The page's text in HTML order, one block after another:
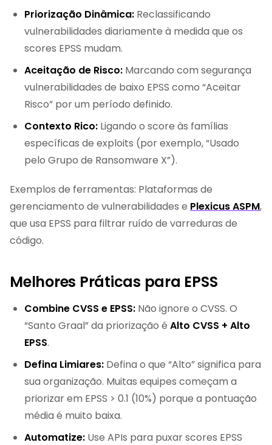
Priorização Dinâmica: Reclassificando
vulnerabilidades diariamente à medida que os
scores EPSS mudam.
Aceitação de Risco: Marcando com segurança
vulnerabilidades de baixo EPSS como “Aceitar
Risco” por um período definido.
Contexto Rico: Ligando o score às famílias
específicas de exploits (por exemplo, “Usado
pelo Grupo de Ransomware X”).
Exemplos de ferramentas: Plataformas de
gerenciamento de vulnerabilidades e Plexicus ASPM,
que usa EPSS para filtrar ruído de varreduras de
código.
Melhores Práticas para EPSS
Combine CVSS e EPSS: Não ignore o CVSS. O
“Santo Graal” da priorização é Alto CVSS + Alto
EPSS.
Defina Limiares: Defina o que “Alto” significa para
sua organização. Muitas equipes começam a
priorizar em EPSS > 0.1 (10%) porque a pontuação
média é muito baixa.
Automatize: Use APIs para puxar scores EPSS